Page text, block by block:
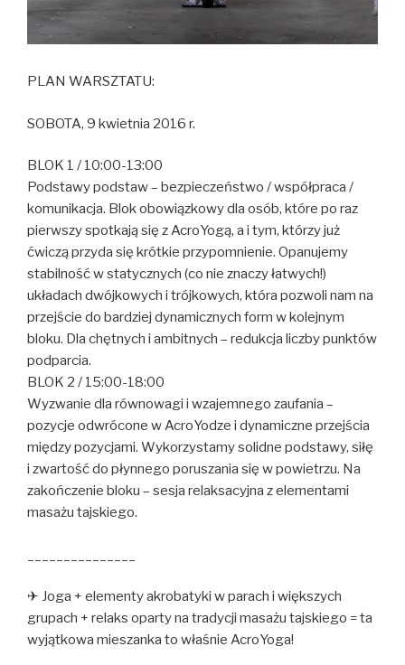
PLAN WARSZTATU:
SOBOTA, 9 kwietnia 2016 r.
BLOK 1 / 10:00-13:00
Podstawy podstaw – bezpieczeństwo / współpraca /
komunikacja. Blok obowiązkowy dla osób, które po raz
pierwszy spotkają się z AcroYogą, a i tym, którzy już
ćwiczą przyda się krótkie przypomnienie. Opanujemy
stabilność w statycznych (co nie znaczy łatwych!)
układach dwójkowych i trójkowych, która pozwoli nam na
przejście do bardziej dynamicznych form w kolejnym
bloku. Dla chętnych i ambitnych – redukcja liczby punktów
podparcia.
BLOK 2 / 15:00-18:00
Wyzwanie dla równowagi i wzajemnego zaufania –
pozycje odwrócone w AcroYodze i dynamiczne przejścia
między pozycjami. Wykorzystamy solidne podstawy, siłę
i zwartość do płynnego poruszania się w powietrzu. Na
zakończenie bloku – sesja relaksacyjna z elementami
masażu tajskiego.
✈ Joga + elementy akrobatyki w parach i większych
grupach + relaks oparty na tradycji masażu tajskiego = ta
wyjątkowa mieszanka to właśnie AcroYoga!